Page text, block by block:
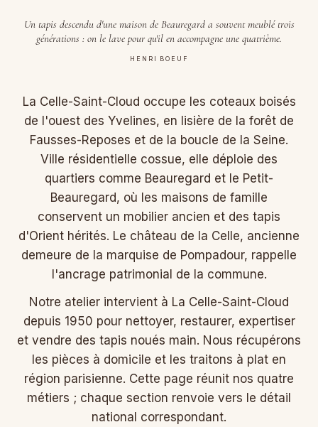
Un tapis descendu d'une maison de Beauregard a souvent meublé trois
générations : on le lave pour qu'il en accompagne une quatrième.
HENRI BOEUF
La Celle-Saint-Cloud occupe les coteaux boisés
de l'ouest des Yvelines, en lisière de la forêt de
Fausses-Reposes et de la boucle de la Seine.
Ville résidentielle cossue, elle déploie des
quartiers comme Beauregard et le Petit-
Beauregard, où les maisons de famille
conservent un mobilier ancien et des tapis
d'Orient hérités. Le château de la Celle, ancienne
demeure de la marquise de Pompadour, rappelle
l'ancrage patrimonial de la commune.
Notre atelier intervient à La Celle-Saint-Cloud
depuis 1950 pour nettoyer, restaurer, expertiser
et vendre des tapis noués main. Nous récupérons
les pièces à domicile et les traitons à plat en
région parisienne. Cette page réunit nos quatre
métiers ; chaque section renvoie vers le détail
national correspondant.